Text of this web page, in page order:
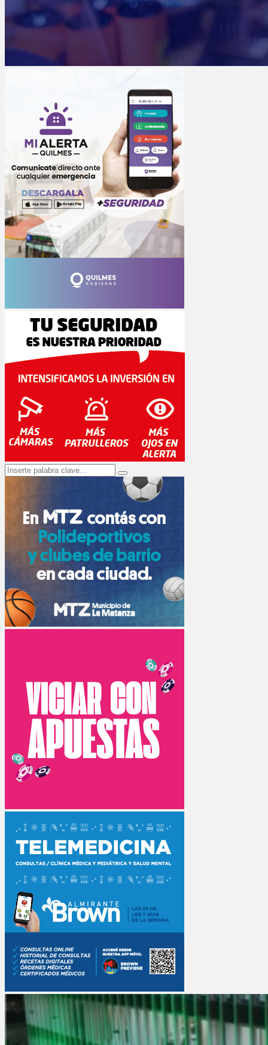
Search
for:
Search